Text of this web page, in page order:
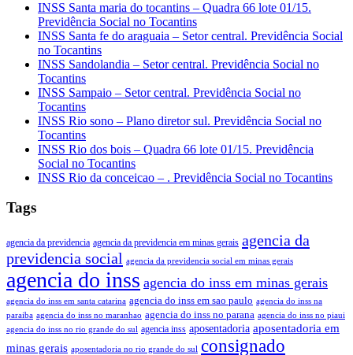
INSS Santa maria do tocantins – Quadra 66 lote 01/15.
Previdência Social no Tocantins
INSS Santa fe do araguaia – Setor central. Previdência Social
no Tocantins
INSS Sandolandia – Setor central. Previdência Social no
Tocantins
INSS Sampaio – Setor central. Previdência Social no
Tocantins
INSS Rio sono – Plano diretor sul. Previdência Social no
Tocantins
INSS Rio dos bois – Quadra 66 lote 01/15. Previdência
Social no Tocantins
INSS Rio da conceicao – . Previdência Social no Tocantins
Tags
agencia da previdencia agencia da previdencia em minas gerais agencia da
previdencia social agencia da previdencia social em minas gerais
agencia do inss agencia do inss em minas gerais
agencia do inss em santa catarina agencia do inss em sao paulo agencia do inss na
paraiba agencia do inss no maranhao agencia do inss no parana agencia do inss no piaui
agencia do inss no rio grande do sul agencia inss aposentadoria aposentadoria em
minas gerais aposentadoria no rio grande do sul consignado